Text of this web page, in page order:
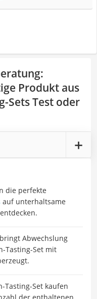
:
Produkt aus
Sets Test oder
die perfekte
auf unterhaltsame
Abwechslung
Tasting-Set mit
Tasting-Set kaufen